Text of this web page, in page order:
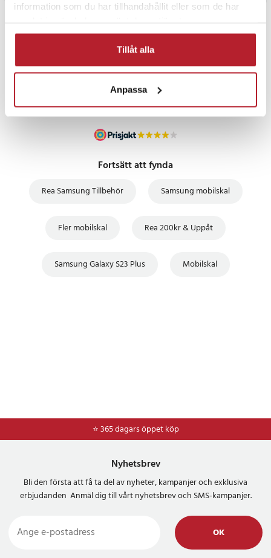
information som du har tillhandahållit eller som de har
Tillåt alla
Anpassa
UTFÖRSÄLJNING
Fortsätt att fynda
Rea Samsung Tillbehör Samsung mobilskal
Fler mobilskal Rea 200kr & Uppåt
Samsung Galaxy S23 Plus Mobilskal
⭐ 365 dagars öppet köp
⭐Frakt 49kr *
Nyhetsbrev
Bli den första att få ta del av nyheter, kampanjer och exklusiva
erbjudanden Anmäl dig till vårt nyhetsbrev och SMS-kampanjer.
OK